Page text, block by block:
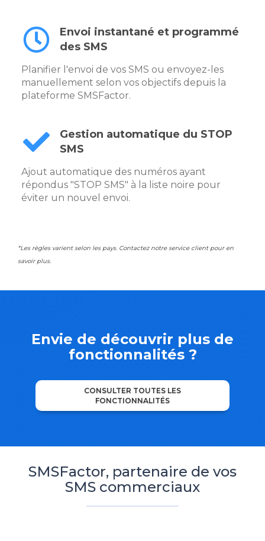
Envoi instantané et programmé
des SMS
Planifier l'envoi de vos SMS ou envoyez-les
manuellement selon vos objectifs depuis la
plateforme SMSFactor.
Gestion automatique du STOP
SMS
Ajout automatique des numéros ayant
répondus "STOP SMS" à la liste noire pour
éviter un nouvel envoi.
*Les règles varient selon les pays. Contactez notre service client pour en
savoir plus.
Envie de découvrir plus de
fonctionnalités ?
CONSULTER TOUTES LES
FONCTIONNALITÉS
SMSFactor, partenaire de vos
SMS commerciaux